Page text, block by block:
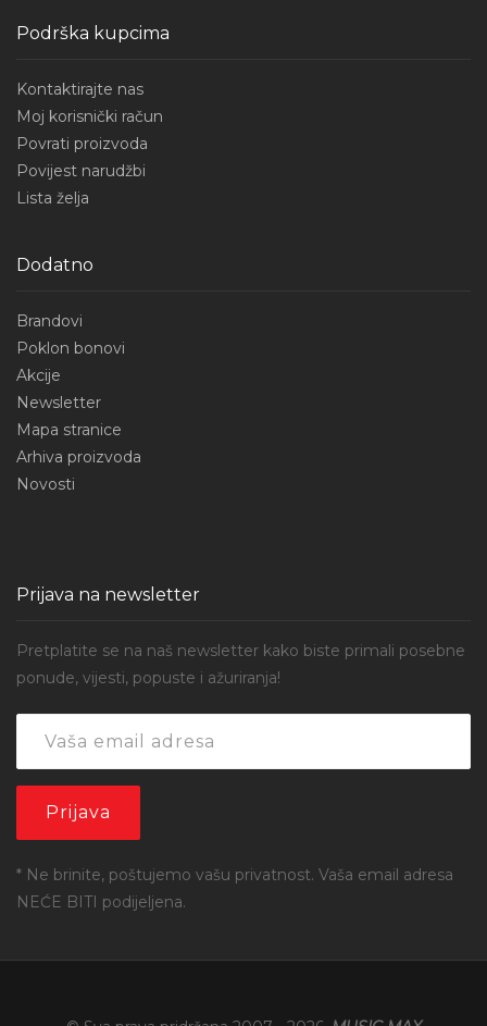
Podrška kupcima
Kontaktirajte nas
Moj korisnički račun
Povrati proizvoda
Povijest narudžbi
Lista želja
Dodatno
Brandovi
Poklon bonovi
Akcije
Newsletter
Mapa stranice
Arhiva proizvoda
Novosti
Prijava na newsletter
Pretplatite se na naš newsletter kako biste primali posebne
ponude, vijesti, popuste i ažuriranja!
* Ne brinite, poštujemo vašu privatnost. Vaša email adresa
NEĆE BITI podijeljena.